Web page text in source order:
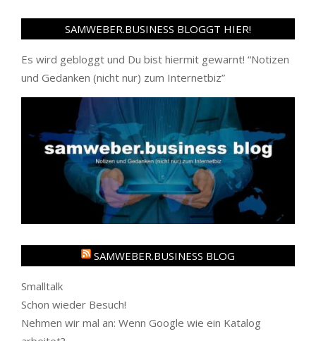
SAMWEBER.BUSINESS BLOGGT HIER!
Es wird gebloggt und Du bist hiermit gewarnt! “Notizen
und Gedanken (nicht nur) zum Internetbiz”
SAMWEBER.BUSINESS BLOG
Smalltalk
Schon wieder Besuch!
Nehmen wir mal an: Wenn Google wie ein Katalog